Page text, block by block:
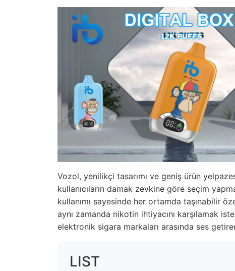
Vozol, yenilikçi tasarımı ve geniş ürün
kullanıcıların damak zevkine göre seçim
kullanımı sayesinde her ortamda taşınabilir
aynı zamanda nikotin ihtiyacını karşılamak
elektronik sigara markaları arasında ses
LIST